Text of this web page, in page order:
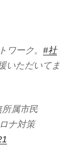
ク。 #社
いただいてま
属市民
ナ対策